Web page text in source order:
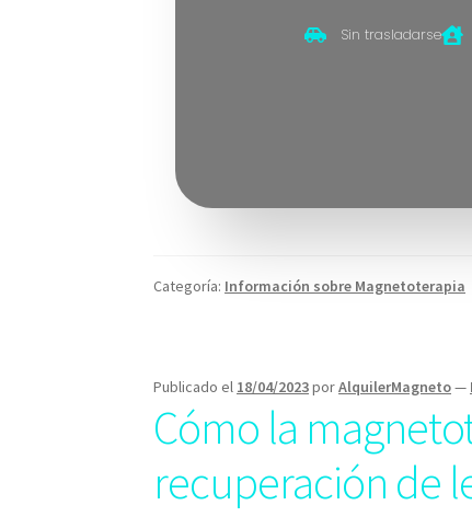
Sin trasladarse
Categoría: Información sobre Magnetoterapia
Publicado el 18/04/2023porAlquilerMagneto—
Cómo la
recuperación de